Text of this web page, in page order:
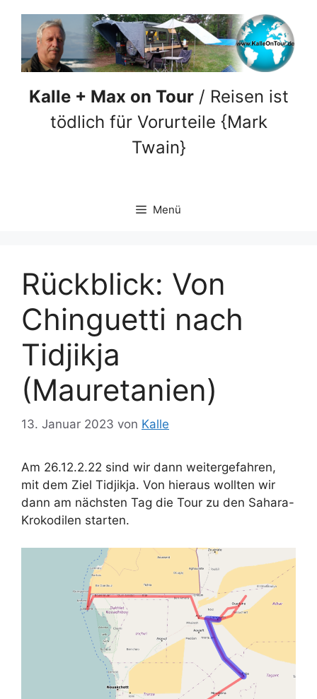
springen
Kalle + Max on Tour/ Reisen ist
tödlich für Vorurteile {Mark
Twain}
Menü
Rückblick: Von
Chinguetti nach
Tidjikja
(Mauretanien)
13. Januar 2023 von Kalle
Am 26.12.2.22 sind wir dann weitergefahren,
mit dem Ziel Tidjikja. Von hieraus wollten wir
dann am nächsten Tag die Tour zu den Sahara-
Krokodilen starten.